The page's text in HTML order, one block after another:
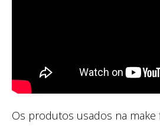
Os produtos usados na make